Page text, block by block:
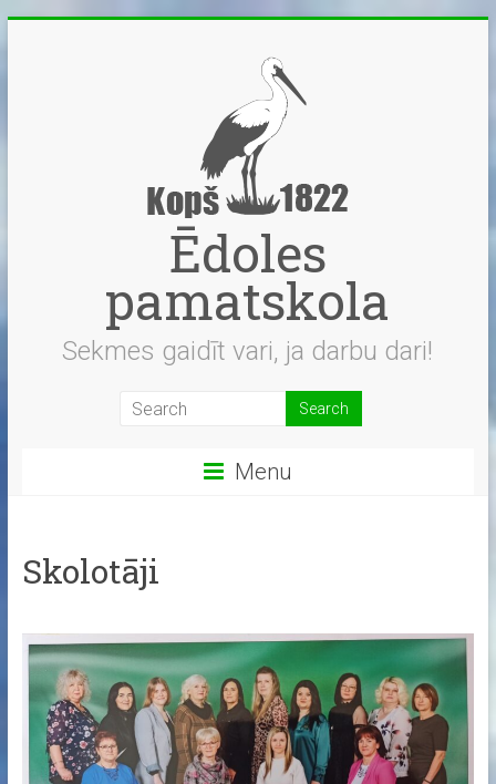
Ēdoles
pamatskola
Sekmes gaidīt vari, ja darbu dari!
Menu
Skolotāji